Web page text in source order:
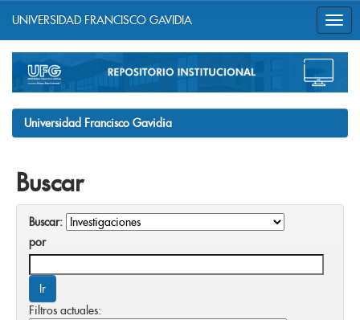
navigation
UNIVERSIDAD FRANCISCO GAVIDIA
Universidad Francisco Gavidia
Buscar
Buscar:
por
Filtros actuales: